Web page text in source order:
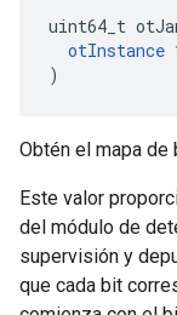
uint64_t
otInstance
)
Obtén el mapa
Este valor
del módulo de
supervisión y
que cada bit